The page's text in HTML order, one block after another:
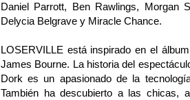
Daniel Parrott, Ben Rawlings, Morgan
Delycia Belgrave y Miracle Chance.
LOSERVILLE está inspirado en el
James Bourne. La historia del
Dork es un apasionado de la
También ha descubierto a las chicas,